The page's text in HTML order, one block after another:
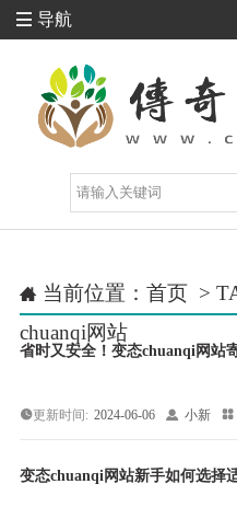
 导航
 当前位置： 首页 >
chuanqi网站
省时又安全！变态chuanqi网站
更新时间: 2024-06-06  小新 
变态chuanqi网站新手如何选择